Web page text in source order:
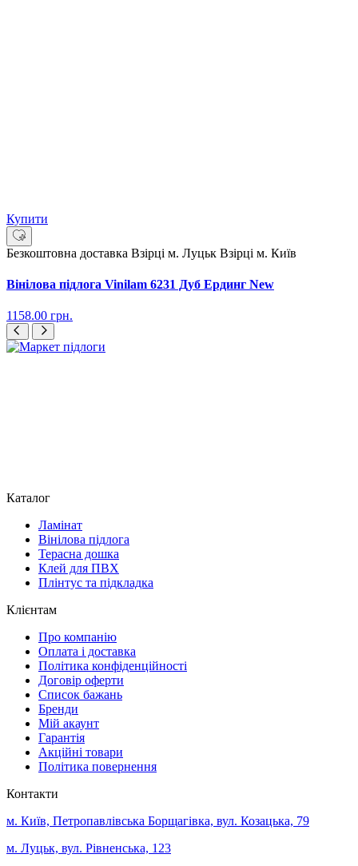
Купити
Безкоштовна доставка Взірці м. Луцьк Взірці м. Київ
Вінілова підлога Vinilam 6231 Дуб Ердинг New
1158.00 грн.
Каталог
Ламінат
Вінілова підлога
Терасна дошка
Клей для ПВХ
Плінтус та підкладка
Клієнтам
Про компанію
Оплата і доставка
Політика конфіденційності
Договір оферти
Список бажань
Бренди
Мій акаунт
Гарантія
Акційні товари
Політика повернення
Контакти
м. Київ, Петропавлівська Борщагівка, вул. Козацька, 79
м. Луцьк, вул. Рівненська, 123